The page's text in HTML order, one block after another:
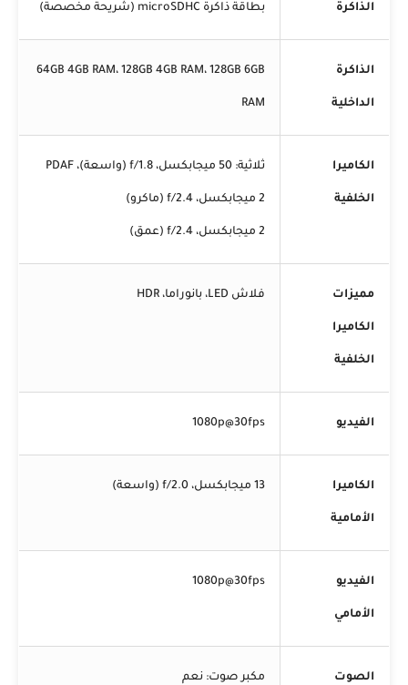
الذاكرة بطاقة ذاكرة microSDHC (شريحة مخصصة)
الذاكرة
الداخلية
64GB 4GB RAM، 128GB 4GB RAM، 128GB 6GB
RAM
الكاميرا
الخلفية
ثلاثية: 50 ميجابكسل، f/1.8 (واسعة)، PDAF
2 ميجابكسل، f/2.4 (ماكرو)
2 ميجابكسل، f/2.4 (عمق)
مميزات
الكاميرا
الخلفية
فلاش LED، بانوراما، HDR
الفيديو 1080p@30fps
الكاميرا
الأمامية
13 ميجابكسل، f/2.0 (واسعة)
الفيديو
الأمامي
1080p@30fps
الصوت مكبر صوت: نعم